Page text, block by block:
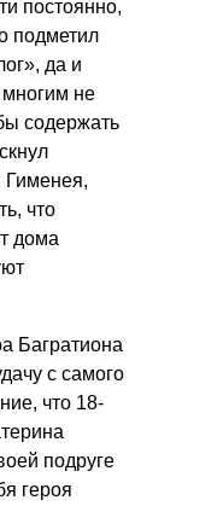
постоянно,
подметил
да и
многим не
содержать
Гименея,
что
дома
Багратиона
с самого
что 18-
подруге
героя